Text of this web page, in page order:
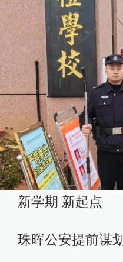
新学期 新起点
珠晖公安提前谋划